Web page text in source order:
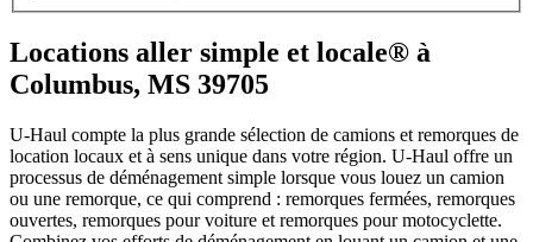
Locations aller simple et locale® à
Columbus, MS 39705
U-Haul compte la plus grande sélection de camions et remorques de
location locaux et à sens unique dans votre région. U-Haul offre un
processus de déménagement simple lorsque vous louez un camion
ou une remorque, ce qui comprend : remorques fermées, remorques
ouvertes, remorques pour voiture et remorques pour motocyclette.